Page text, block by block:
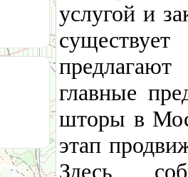
услугой и
главные
шторы в
этап
Здесь